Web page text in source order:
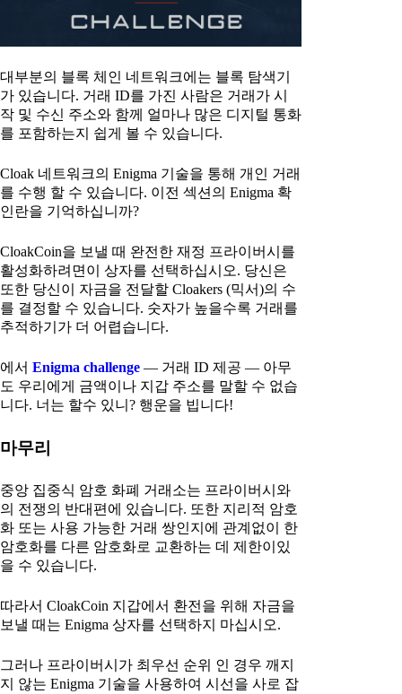
대부분의 블록 체인 네트워크에는 블록 탐색기
가 있습니다. 거래 ID를 가진 사람은 거래가 시
작 및 수신 주소와 함께 얼마나 많은 디지털 통화
를 포함하는지 쉽게 볼 수 있습니다.
Cloak 네트워크의 Enigma 기술을 통해 개인 거래
를 수행 할 수 있습니다. 이전 섹션의 Enigma 확
인란을 기억하십니까?
CloakCoin을 보낼 때 완전한 재정 프라이버시를
활성화하려면이 상자를 선택하십시오. 당신은
또한 당신이 자금을 전달할 Cloakers (믹서)의 수
를 결정할 수 있습니다. 숫자가 높을수록 거래를
추적하기가 더 어렵습니다.
에서 Enigma challenge — 거래 ID 제공 — 아무
도 우리에게 금액이나 지갑 주소를 말할 수 없습
니다. 너는 할수 있니? 행운을 빕니다!
마무리
중앙 집중식 암호 화폐 거래소는 프라이버시와
의 전쟁의 반대편에 있습니다. 또한 지리적 암호
화 또는 사용 가능한 거래 쌍인지에 관계없이 한
암호화를 다른 암호화로 교환하는 데 제한이있
을 수 있습니다.
따라서 CloakCoin 지갑에서 환전을 위해 자금을
보낼 때는 Enigma 상자를 선택하지 마십시오.
그러나 프라이버시가 최우선 순위 인 경우 깨지
지 않는 Enigma 기술을 사용하여 시선을 사로 잡